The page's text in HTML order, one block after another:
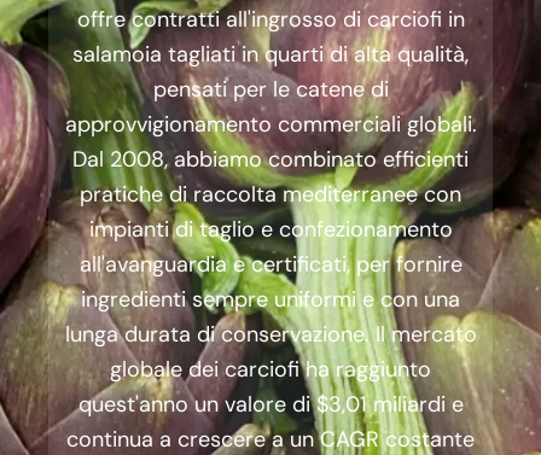
offre contratti all'ingrosso di carciofi in
salamoia tagliati in quarti di alta qualità,
pensati per le catene di
approvvigionamento commerciali globali.
Dal 2008, abbiamo combinato efficienti
pratiche di raccolta mediterranee con
impianti di taglio e confezionamento
all'avanguardia e certificati, per fornire
ingredienti sempre uniformi e con una
lunga durata di conservazione. Il mercato
globale dei carciofi ha raggiunto
quest'anno un valore di $3,01 miliardi e
continua a crescere a un CAGR costante